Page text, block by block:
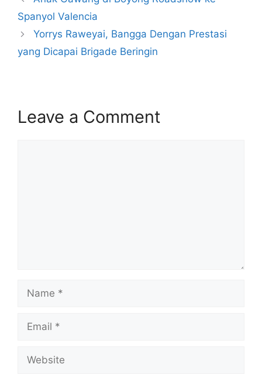
Spanyol Valencia
Yorrys Raweyai, Bangga Dengan Prestasi
yang Dicapai Brigade Beringin
Leave a Comment